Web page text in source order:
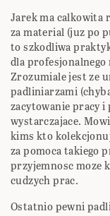
Jarek ma calkowita
za material (juz po
to szkodliwa
dla
Zrozumiale jest ze
padliniarzami
zacytowanie pracy
wystarczajace.
kims kto
za pomoca takiego
przyjemnosc moze
cudzych prac.
Ostatnio pewni